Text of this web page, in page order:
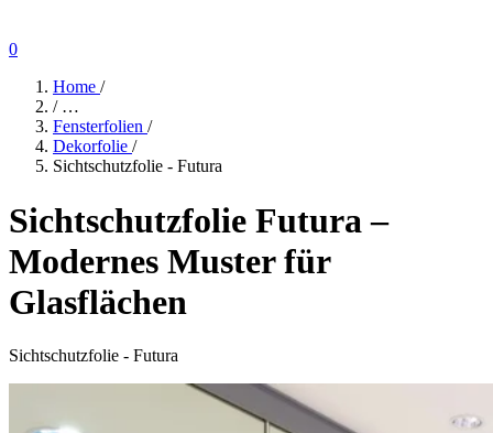
0
Home /
/ …
Fensterfolien /
Dekorfolie /
Sichtschutzfolie - Futura
Sichtschutzfolie Futura –
Modernes Muster für
Glasflächen
Sichtschutzfolie - Futura